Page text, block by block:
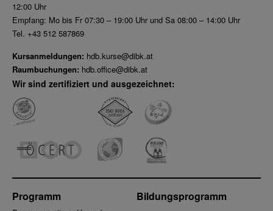
12:00 Uhr
Empfang: Mo bis Fr 07:30 – 19:00 Uhr und Sa 08:00 – 14:00 Uhr
Tel. +43 512 587869
Kursanmeldungen: hdb.kurse@dibk.at
Raumbuchungen: hdb.office@dibk.at
Wir sind zertifiziert und ausgezeichnet:
Programm Bildungsprogramm